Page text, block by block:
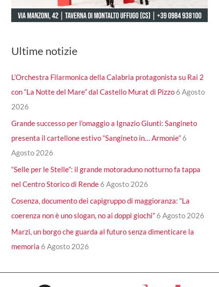
Ultime notizie
L’Orchestra Filarmonica della Calabria protagonista su Rai 2
con “La Notte del Mare” dal Castello Murat di Pizzo 6 Agosto
2026
Grande successo per l’omaggio a Ignazio Giunti: Sangineto
presenta il cartellone estivo “Sangineto in… Armonie” 6
Agosto 2026
“Selle per le Stelle”: il grande motoraduno notturno fa tappa
nel Centro Storico di Rende 6 Agosto 2026
Cosenza, documento dei capigruppo di maggioranza: “La
coerenza non è uno slogan, no ai doppi giochi” 6 Agosto 2026
Marzi, un borgo che guarda al futuro senza dimenticare la
memoria 6 Agosto 2026